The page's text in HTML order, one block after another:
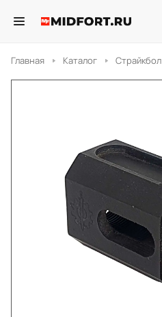
Главная Каталог Страйкбол